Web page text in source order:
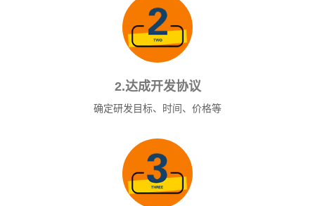
2.达成开发协议
确定研发目标、时间、价格等